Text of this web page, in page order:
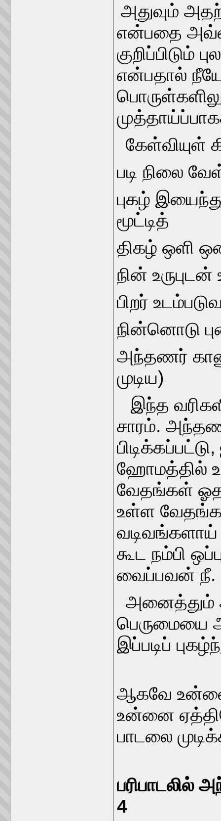
அதுவும்
என்பதை
குறிப்பிடும்
என்பதால்
கேள்வியுள்
படி நிலை
புகழ்
மூட்டித்
திகழ் ஒளி
நின்
பிறர்
நின்னொடு
அந்தணர்
முடிய)
இந்த
சாரம்.
ஹோமத்தில்
வேதங்கள்
உள்ள
கூட நம்பி
வைப்பவன் நீ.
அனைத்தும்
பெருமையை
இப்படிப்
ஆகவே
உன்னை
பாடலை
பரிபாடலில்
4